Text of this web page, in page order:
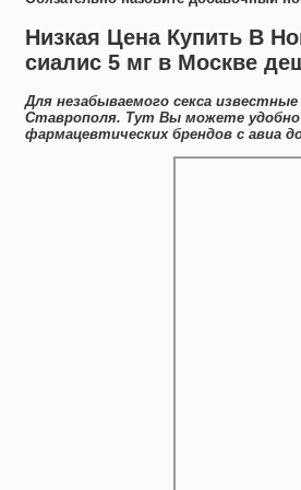
Низкая Цена Купить В
сиалис 5 мг в Москве
Для незабываемого секса
Ставрополя. Тут Вы можете
фармацевтических брендов с авиа